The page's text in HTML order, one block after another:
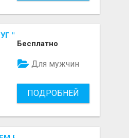
"
Бесплатно
Для мужчин
ПОДРОБНЕЙ